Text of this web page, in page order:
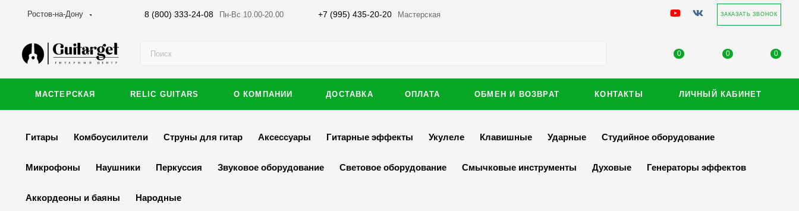
Ростов-на-Дону 8 (800) 333-24-08 Пн-Вс 10.00-20.00 +7 (995) 435-20-20 Мастерская ЗАКАЗАТЬ ЗВОНОК
0 0 0
МАСТЕРСКАЯ RELIC GUITARS О КОМПАНИИ ДОСТАВКА ОПЛАТА ОБМЕН И ВОЗВРАТ КОНТАКТЫ ЛИЧНЫЙ КАБИНЕТ
Гитары Комбоусилители Струны для гитар Аксессуары Гитарные эффекты Укулеле Клавишные Ударные Студийное оборудование
Микрофоны Наушники Перкуссия Звуковое оборудование Световое оборудование Смычковые инструменты Духовые Генераторы эффектов
Аккордеоны и баяны Народные